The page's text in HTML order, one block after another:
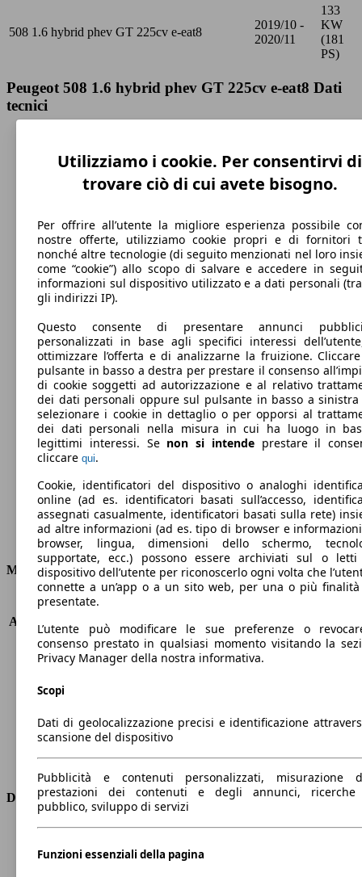
508 1.6 hybrid phev GT 225cv e-eat8
2019/10 -
2020/11
133
KW
(181
PS)
Peugeot 508 1.6 hybrid phev GT 225cv e-eat8 Dati
tecnici
230 km/h
Velocità massima
Elettrica/Benzina
35 g/km
Emissioni di CO2 (combinato)*
Ø 1.5 l/100km
Consumi
Motore e Prestazioni
KW (PS)
Accelerazione (0-100 km/h)
Velocità massima (km/h)
230 km/h
Numero di marce
8
Cilindrata
Cilindri
4
Trasmissione
Automatico
Dimensioni
Lunghezza
4750 mm
Altezza
1420 mm
Utilizziamo i cookie. Per consentirvi di
trovare ciò di cui avete bisogno.
Per offrire all’utente la migliore esperienza possibile
nostre offerte, utilizziamo cookie propri e di fornitori
nonché altre tecnologie (di seguito menzionati nel loro
come “cookie”) allo scopo di salvare e accedere in
informazioni sul dispositivo utilizzato e a dati personali
gli indirizzi IP).
Questo consente di presentare annunci
personalizzati in base agli specifici interessi
ottimizzare l’offerta e di analizzarne la fruizione.
pulsante in basso a destra per prestare il consenso
di cookie soggetti ad autorizzazione e al relativo
dei dati personali oppure sul pulsante in basso a
selezionare i cookie in dettaglio o per opporsi al
dei dati personali nella misura in cui ha luogo in
legittimi interessi. Se non si intendeprestare il
cliccare qui.
Cookie, identificatori del dispositivo o analoghi
online (ad es. identificatori basati sull’accesso,
assegnati casualmente, identificatori basati sulla rete)
ad altre informazioni (ad es. tipo di browser e
browser, lingua, dimensioni dello schermo,
supportate, ecc.) possono essere archiviati sul o
dispositivo dell’utente per riconoscerlo ogni volta che
connette a un’app o a un sito web, per una o più
presentate.
L’utente può modificare le sue preferenze o
consenso prestato in qualsiasi momento visitando la
Privacy Manager della nostra informativa.
Scopi
Dati di geolocalizzazione precisi e identificazione
scansione del dispositivo
Pubblicità e contenuti personalizzati, misurazione
prestazioni dei contenuti e degli annunci,
pubblico, sviluppo di servizi
Funzioni essenziali della pagina